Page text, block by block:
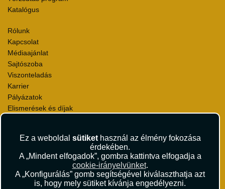
Ez a weboldal sütikethasznál az élmény fokozása
érdekében.
A „Mindent elfogadok”, gombra kattintva elfogadja a
cookie-irányelvünket.
A „Konfigurálás” gomb segítségével kiválaszthatja azt
is, hogy mely sütiket kívánja engedélyezni.
Katalógus
Rólunk
Kapcsolat
Médiaajánlat
Sajtószoba
Viszonteladás
Karrier
Pályázatok
Elismerések és díjak
Utazási Csomag Szerződési Feltételek
Útlemondás-biztosítás Szerződési Feltételek
Utasbiztosítás Szerződési Feltételek
Repülőjegy Szerződési Feltételek
Adatvédelem